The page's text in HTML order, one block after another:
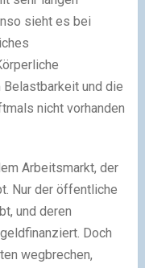
sieht es bei
und die
nicht vorhanden
Arbeitsmarkt, der
Nur der öffentliche
und deren
Doch
wegbrechen,